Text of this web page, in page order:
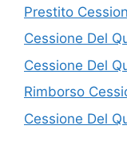
Prestito
Cessione Del
Cessione Del
Rimborso
Cessione Del